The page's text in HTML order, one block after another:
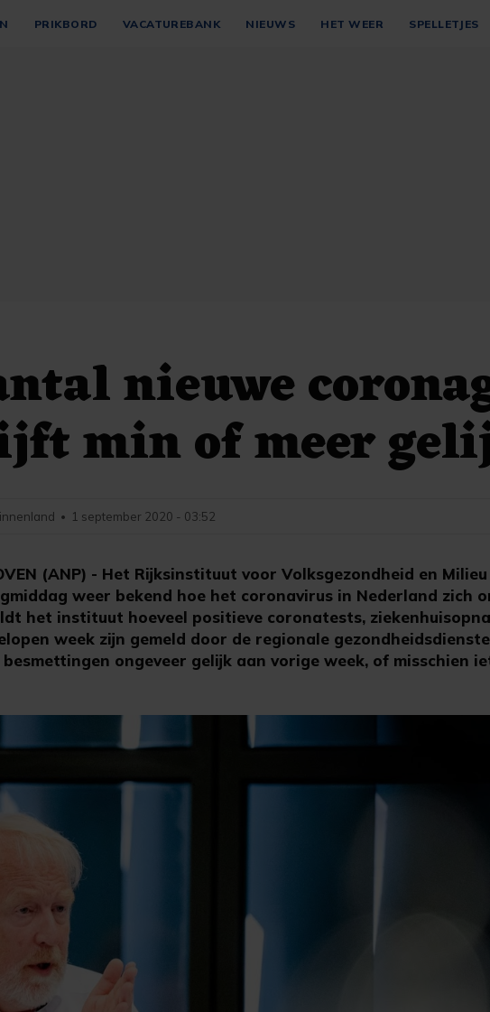
PRIKBORD VACATUREBANK NIEUWS HET WEER SPELLETJES
nieuwe
min of meer
(ANP) - Het Rijksinstituut voor Volksgezondheid en
weer bekend hoe het coronavirus in Nederland zich
het instituut hoeveel positieve coronatests,
week zijn gemeld door de regionale
ongeveer gelijk aan vorige week, of misschien
• 1 september 2020 - 03:52